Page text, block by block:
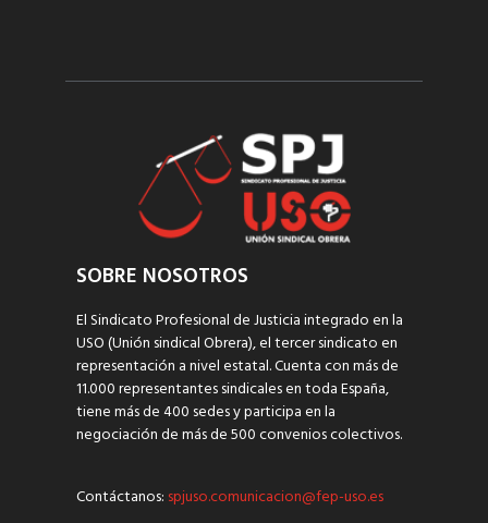
SOBRE NOSOTROS
El Sindicato Profesional de Justicia integrado en la
USO (Unión sindical Obrera), el tercer sindicato en
representación a nivel estatal. Cuenta con más de
11.000 representantes sindicales en toda España,
tiene más de 400 sedes y participa en la
negociación de más de 500 convenios colectivos.
Contáctanos: spjuso.comunicacion@fep-uso.es